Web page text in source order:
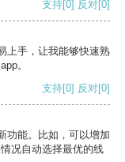
支持[0] 反对[0]
上手，让我能够快速熟
。
支持[0] 反对[0]
功能。比如，可以增加
况自动选择最优的线